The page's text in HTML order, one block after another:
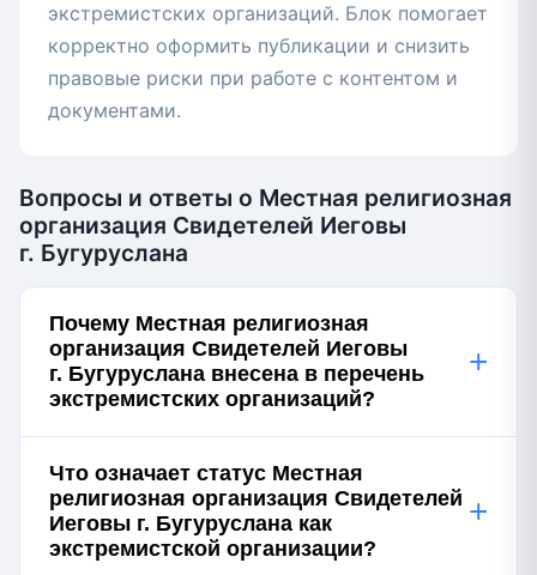
экстремистских организаций. Блок помогает
корректно оформить публикации и снизить
правовые риски при работе с контентом и
документами.
Вопросы и ответы о Местная религиозная
организация Свидетелей Иеговы
г. Бугуруслана
Почему Местная религиозная
организация Свидетелей Иеговы
г. Бугуруслана внесена в перечень
экстремистских организаций?
+
Что означает статус Местная
религиозная организация Свидетелей
Иеговы г. Бугуруслана как
экстремистской организации?
+